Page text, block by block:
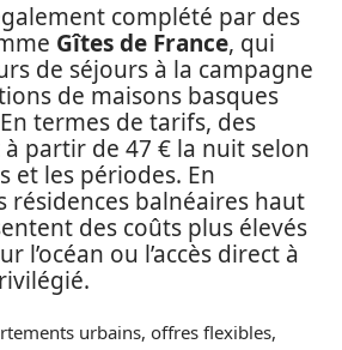
complété par des
Gîtes de France, qui
de séjours à la campagne
de maisons basques
termes de tarifs, des
partir de 47 € la nuit selon
et les périodes. En
résidences balnéaires haut
des coûts plus élevés
l’océan ou l’accès direct à
urbains, offres flexibles,